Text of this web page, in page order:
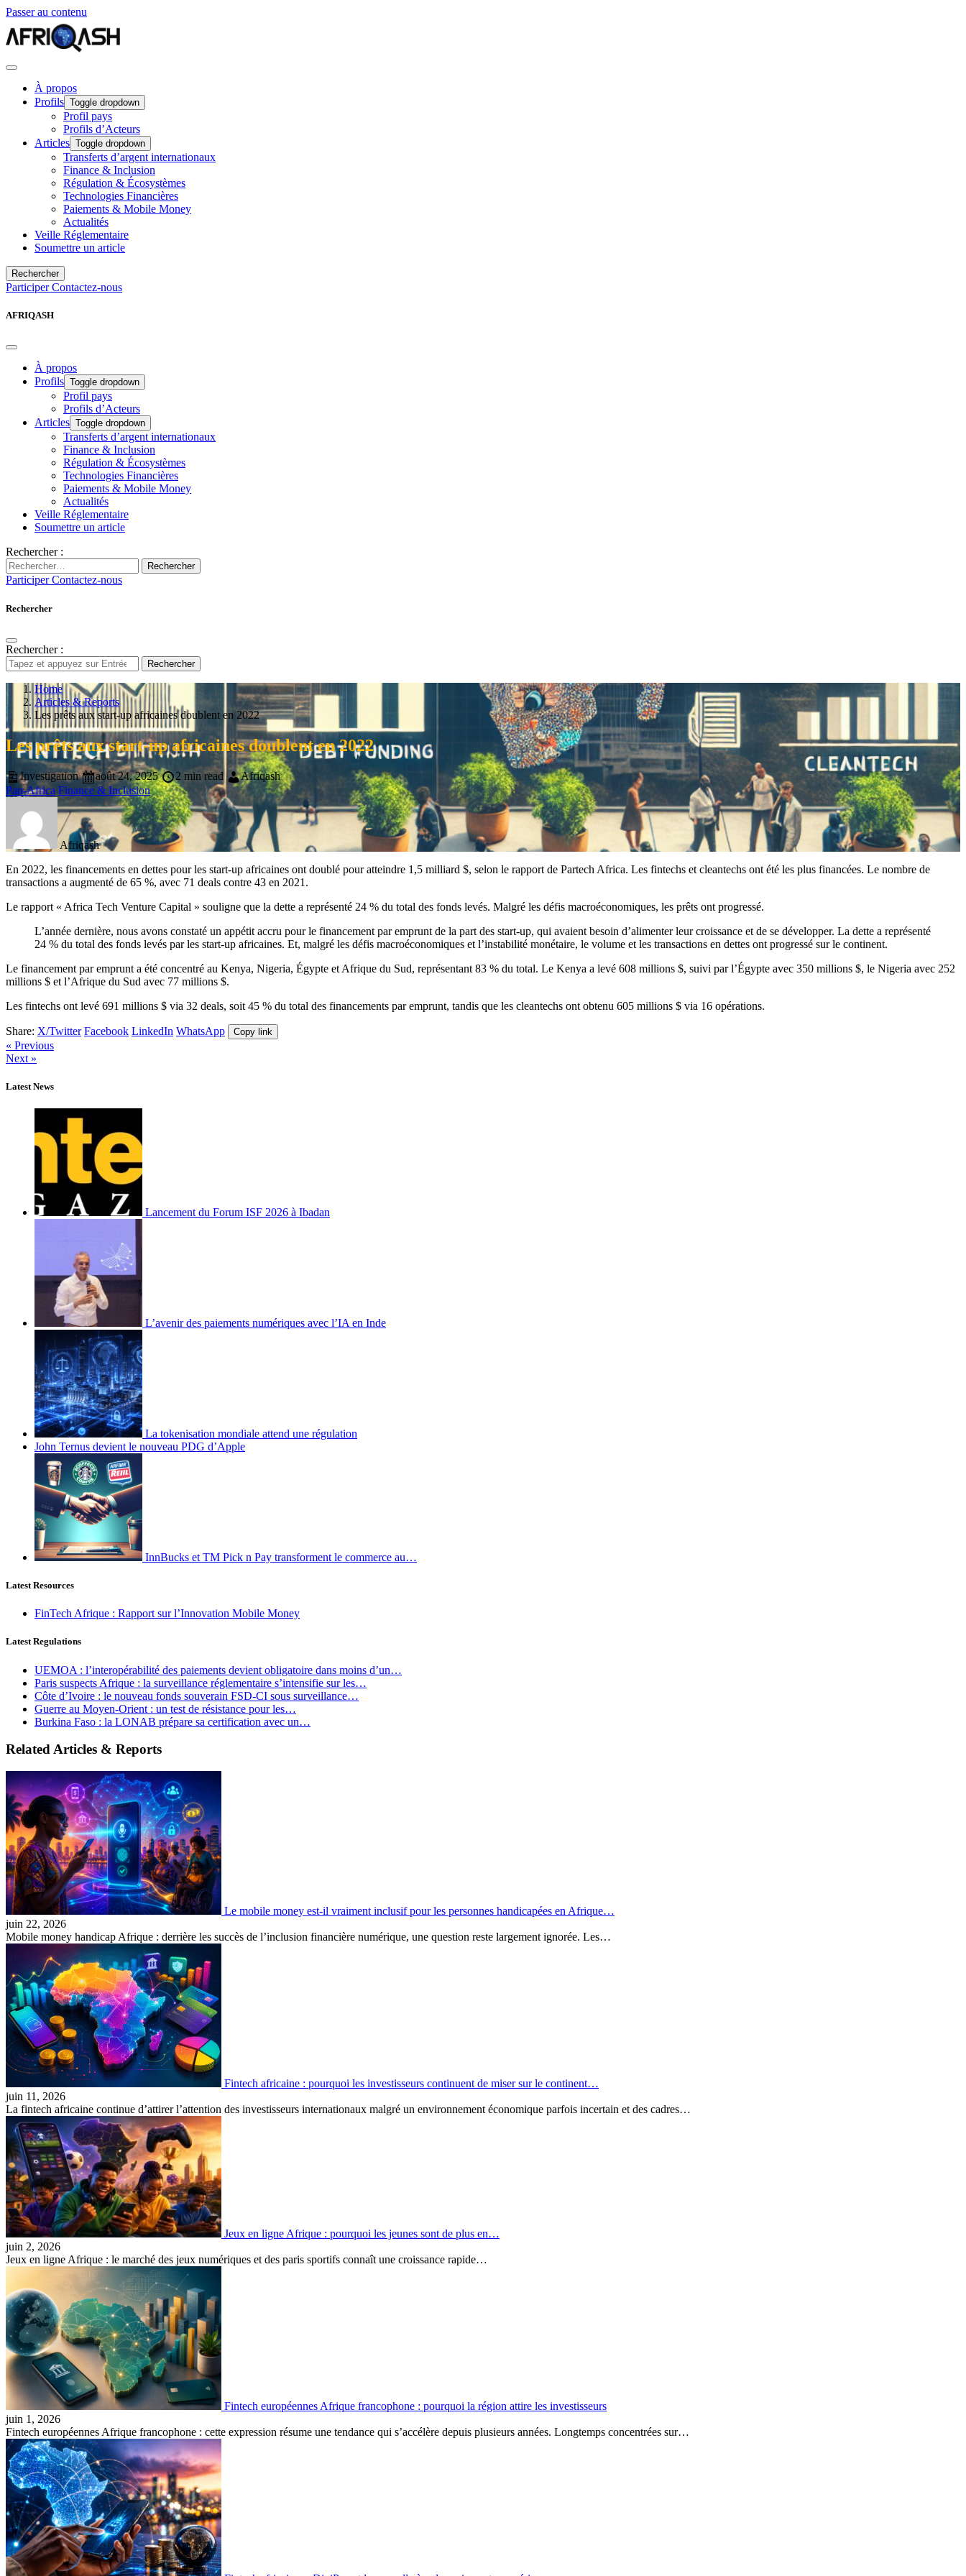
Passer au contenu
À propos
Profils Toggle dropdown
Profil pays
Profils d’Acteurs
Articles Toggle dropdown
Transferts d’argent internationaux
Finance & Inclusion
Régulation & Écosystèmes
Technologies Financières
Paiements & Mobile Money
Actualités
Veille Réglementaire
Soumettre un article
Rechercher
ParticiperContactez-nous
AFRIQASH
À propos
Profils Toggle dropdown
Profil pays
Profils d’Acteurs
Articles Toggle dropdown
Transferts d’argent internationaux
Finance & Inclusion
Régulation & Écosystèmes
Technologies Financières
Paiements & Mobile Money
Actualités
Veille Réglementaire
Soumettre un article
Rechercher :
Rechercher
ParticiperContactez-nous
Rechercher
Rechercher :
Rechercher
Home
Articles & Reports
Les prêts aux start-up africaines doublent en 2022
Les prêts aux start-up africaines doublent en 2022
Investigation août 24, 2025 2 min read
Afriqash
Pan-Africa Finance & Inclusion
Afriqash
En 2022, les financements en dettes pour les start-up africaines ont doublé pour atteindre 1,5 milliard $, selon le rapport de Partech Africa. Les fintechs et cleantechs ont été les plus financées. Le nombre de
transactions a augmenté de 65 %, avec 71 deals contre 43 en 2021.
Le rapport « Africa Tech Venture Capital » souligne que la dette a représenté 24 % du total des fonds levés. Malgré les défis macroéconomiques, les prêts ont progressé.
L’année dernière, nous avons constaté un appétit accru pour le financement par emprunt de la part des start-up, qui avaient besoin d’alimenter leur croissance et de se développer. La dette a représenté
24 % du total des fonds levés par les start-up africaines. Et, malgré les défis macroéconomiques et l’instabilité monétaire, le volume et les transactions en dettes ont progressé sur le continent.
Le financement par emprunt a été concentré au Kenya, Nigeria, Égypte et Afrique du Sud, représentant 83 % du total. Le Kenya a levé 608 millions $, suivi par l’Égypte avec 350 millions $, le Nigeria avec 252
millions $ et l’Afrique du Sud avec 77 millions $.
Les fintechs ont levé 691 millions $ via 32 deals, soit 45 % du total des financements par emprunt, tandis que les cleantechs ont obtenu 605 millions $ via 16 opérations.
Share: X/Twitter Facebook LinkedIn WhatsApp Copy link
« Previous
Next »
Latest News
Lancement du Forum ISF 2026 à Ibadan
L’avenir des paiements numériques avec l’IA en Inde
La tokenisation mondiale attend une régulation
John Ternus devient le nouveau PDG d’Apple
InnBucks et TM Pick n Pay transforment le commerce au…
Latest Resources
FinTech Afrique : Rapport sur l’Innovation Mobile Money
Latest Regulations
UEMOA : l’interopérabilité des paiements devient obligatoire dans moins d’un…
Paris suspects Afrique : la surveillance réglementaire s’intensifie sur les…
Côte d’Ivoire : le nouveau fonds souverain FSD-CI sous surveillance…
Guerre au Moyen-Orient : un test de résistance pour les…
Burkina Faso : la LONAB prépare sa certification avec un…
Related Articles & Reports
Le mobile money est-il vraiment inclusif pour les personnes handicapées en Afrique…
juin 22, 2026
Mobile money handicap Afrique : derrière les succès de l’inclusion financière numérique, une question reste largement ignorée. Les…
Fintech africaine : pourquoi les investisseurs continuent de miser sur le continent…
juin 11, 2026
La fintech africaine continue d’attirer l’attention des investisseurs internationaux malgré un environnement économique parfois incertain et des cadres…
Jeux en ligne Afrique : pourquoi les jeunes sont de plus en…
juin 2, 2026
Jeux en ligne Afrique : le marché des jeux numériques et des paris sportifs connaît une croissance rapide…
Fintech européennes Afrique francophone : pourquoi la région attire les investisseurs
juin 1, 2026
Fintech européennes Afrique francophone : cette expression résume une tendance qui s’accélère depuis plusieurs années. Longtemps concentrées sur…